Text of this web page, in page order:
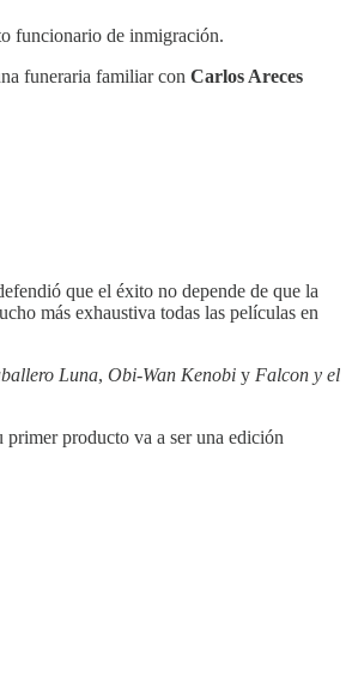
funcionario de inmigración.
funeraria familiar con Carlos Areces
que el éxito no depende de que la
más exhaustiva todas las películas en
Luna, Obi-Wan Kenobi y Falcon y el
primer producto va a ser una edición